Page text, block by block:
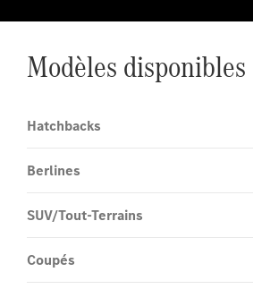
Modèles disponibles
Hatchbacks
Berlines
SUV/Tout-Terrains
Coupés